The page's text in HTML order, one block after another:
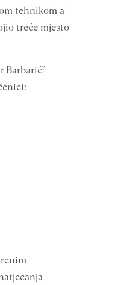
tehnikom a
treće mjesto
Barbarić”